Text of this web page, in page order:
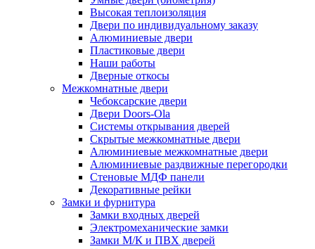
Высокая теплоизоляция
Двери по индивидуальному заказу
Алюминиевые двери
Пластиковые двери
Наши работы
Дверные откосы
Межкомнатные двери
Чебоксарские двери
Двери Doors-Ola
Системы открывания дверей
Скрытые межкомнатные двери
Алюминиевые межкомнатные двери
Алюминиевые раздвижные перегородки
Стеновые МДФ панели
Декоративные рейки
Замки и фурнитура
Замки входных дверей
Электромеханические замки
Замки М/К и ПВХ дверей